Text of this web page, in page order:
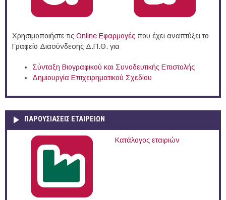
Χρησιμοποιήστε τις Online Eφαρμογές που έχει αναπτύξει το
Γραφείο Διασύνδεσης Δ.Π.Θ. για
Σύνταξη Βιογραφικού και Συνοδευτικής Επιστολής
Δημιουργία Επιχειρηματικού Σχεδίου
ΠΑΡΟΥΣΙΆΣΕΙΣ ΕΤΑΙΡΕΙΏΝ
Κατάλογος εταιριών